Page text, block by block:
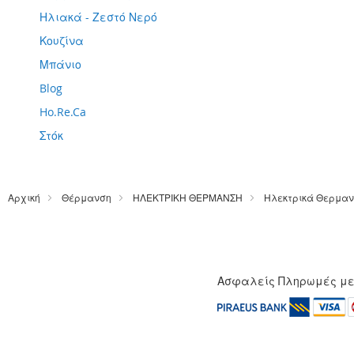
Ηλιακά - Ζεστό Νερό
Κουζίνα
Μπάνιο
Blog
Ho.Re.Ca
Στόκ
Αρχική Θέρμανση ΗΛΕΚΤΡΙΚΗ ΘΕΡΜΑΝΣΗ Ηλεκτρικά
Ασφαλείς Πληρωμές με